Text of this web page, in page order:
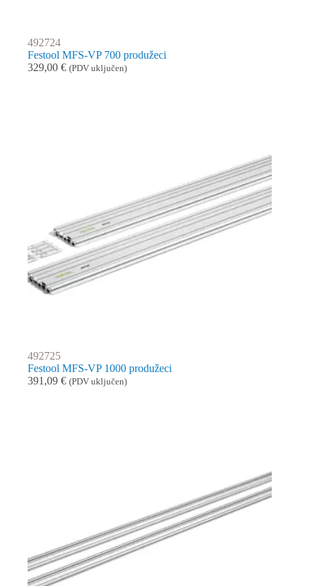
492724
Festool MFS-VP 700 produžeci
329,00 € (PDV uključen)
492725
Festool MFS-VP 1000 produžeci
391,09 € (PDV uključen)